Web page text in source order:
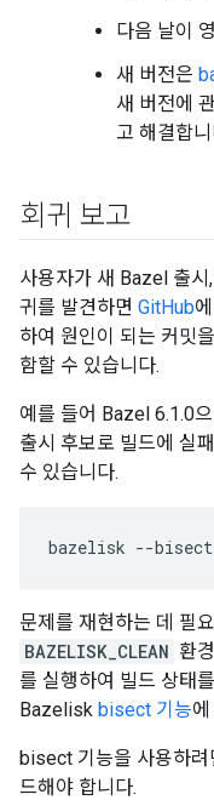
다음 날이
새 버전은
새 버전에
고 해결합니
회귀 보고
사용자가 새 Bazel 출
귀를 발견하면 GitHub
하여 원인이 되는 커밋
함할 수 있습니다.
예를 들어 Bazel 6.1.0
출시 후보로 빌드에 실
수 있습니다.
bazelisk --bisect
문제를 재현하는 데 필
BAZELISK_CLEAN 환
를 실행하여 빌드 상태
Bazelisk bisect 기능
bisect 기능을 사용하려
드해야 합니다.